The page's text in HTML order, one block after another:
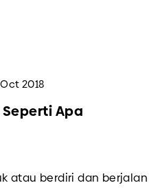
2018
Apa
berdiri dan